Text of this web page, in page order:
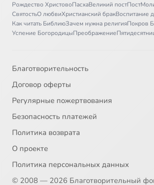
Рождество ХристовоПасхаВеликий постПост
СвятостьО любвиХристианский бракВоспитание
Как читать БиблиюЗачем нужна религияПокров
Успение БогородицыПреображение
Благотворительность
Договор оферты
Регулярные пожертвования
Безопасность платежей
Политика возврата
О проекте
Политика персональных данных
© 2008 — 2026 Благотворительный